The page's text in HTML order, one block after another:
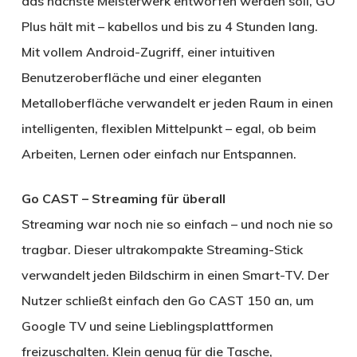
Plus hält mit – kabellos und bis zu 4 Stunden lang.
Mit vollem Android-Zugriff, einer intuitiven
Benutzeroberfläche und einer eleganten
Metalloberfläche verwandelt er jeden Raum in einen
intelligenten, flexiblen Mittelpunkt – egal, ob beim
Arbeiten, Lernen oder einfach nur Entspannen.
Go CAST – Streaming für überall
Streaming war noch nie so einfach – und noch nie so
tragbar. Dieser ultrakompakte Streaming-Stick
verwandelt jeden Bildschirm in einen Smart-TV. Der
Nutzer schließt einfach den Go CAST 150 an, um
Google TV und seine Lieblingsplattformen
freizuschalten. Klein genug für die Tasche,